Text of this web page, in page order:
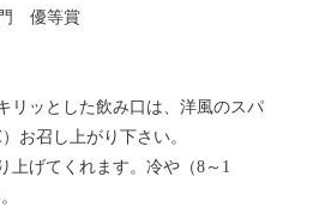
優等賞
リッとした飲み口は、洋風のスパ
お召し上がり下さい。
げてくれます。冷や（8～1